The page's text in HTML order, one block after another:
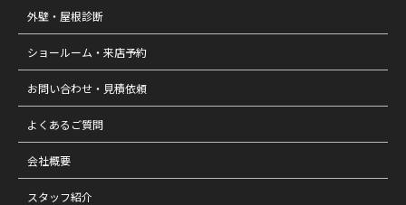
外壁・屋根診断
ショールーム・来店予約
お問い合わせ・見積依頼
よくあるご質問
会社概要
スタッフ紹介